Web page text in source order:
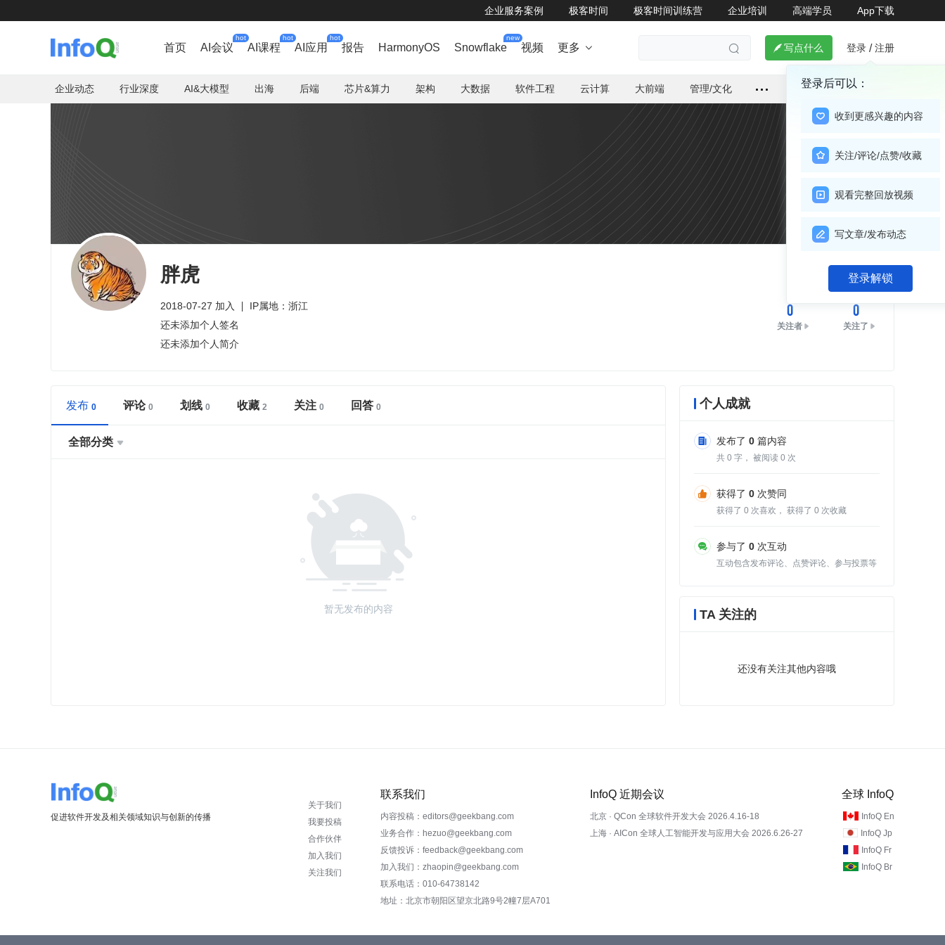
企业服务案例 极客时间 极客时间训练营 企业培训 高端学员 App下载
首页 AI会议
hot
AI课程
hot
AI应用
hot
报告 HarmonyOS Snowflake
new
视频 更多    写点什么 登录 / 注册
登录后可以：
收到更感兴趣的内容
关注/评论/点赞/收藏
观看完整回放视频
写文章/发布动态
登录解锁
企业动态 行业深度 AI&大模型 出海 后端 芯片&算力 架构 大数据 软件工程 云计算 大前端 管理/文化
胖虎
2018-07-27 加入
IP属地：浙江
还未添加个人签名
还未添加个人简介
关注
0
关注者
0
关注了
发布 评论 划线 收藏 关注 回答
全部分类 
暂无发布的内容
个人成就
发布了 0 篇内容
共 0 字， 被阅读 0 次
获得了 0 次赞同
获得了 0 次喜欢， 获得了 0 次收藏
参与了 0 次互动
互动包含发布评论、点赞评论、参与投票等
TA 关注的
还没有关注其他内容哦
促进软件开发及相关领域知识与创新的传播
关于我们
我要投稿
合作伙伴
加入我们
关注我们
联系我们
内容投稿：editors@geekbang.com
业务合作：hezuo@geekbang.com
反馈投诉：feedback@geekbang.com
加入我们：zhaopin@geekbang.com
联系电话：010-64738142
地址：北京市朝阳区望京北路9号2幢7层A701
InfoQ 近期会议
北京 · QCon 全球软件开发大会 2026.4.16-18
上海 · AICon 全球人工智能开发与应用大会 2026.6.26-27
全球 InfoQ
InfoQ En
InfoQ Jp
InfoQ Fr
InfoQ Br